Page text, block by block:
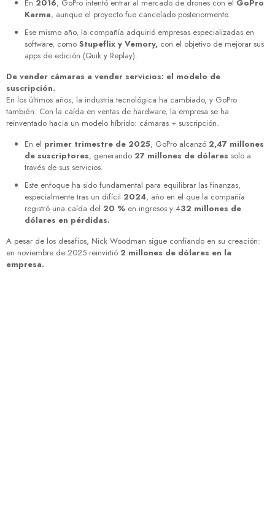
En 2016, GoPro intentó entrar al mercado de drones con el GoPro
Karma, aunque el proyecto fue cancelado posteriormente.
Ese mismo año, la compañía adquirió empresas especializadas en
software, como Stupeflix y Vemory, con el objetivo de mejorar sus
apps de edición (Quik y Replay).
De vender cámaras a vender servicios: el modelo de
suscripción.
En los últimos años, la industria tecnológica ha cambiado, y GoPro
también. Con la caída en ventas de hardware, la empresa se ha
reinventado hacia un modelo híbrido: cámaras + suscripción.
En el primer trimestre de 2025, GoPro alcanzó 2,47 millones
de suscriptores, generando 27 millones de dólares solo a
través de sus servicios.
Este enfoque ha sido fundamental para equilibrar las finanzas,
especialmente tras un difícil 2024, año en el que la compañía
registró una caída del 20 % en ingresos y 432 millones de
dólares en pérdidas.
A pesar de los desafíos, Nick Woodman sigue confiando en su creación:
en noviembre de 2025 reinvirtió 2 millones de dólares en la
empresa.